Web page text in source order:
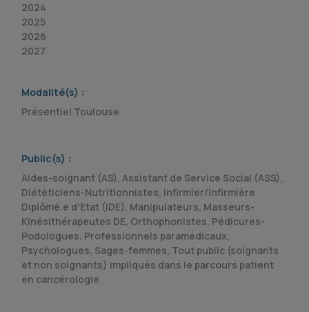
2024
2025
2026
2027
Modalité(s) :
Présentiel Toulouse
Public(s) :
Aides-soignant (AS), Assistant de Service Social (ASS),
Diététiciens-Nutritionnistes, Infirmier/infirmière
Diplômé.e d'Etat (IDE), Manipulateurs, Masseurs-
Kinésithérapeutes DE, Orthophonistes, Pédicures-
Podologues, Professionnels paramédicaux,
Psychologues, Sages-femmes, Tout public (soignants
et non soignants) impliqués dans le parcours patient
en cancérologie